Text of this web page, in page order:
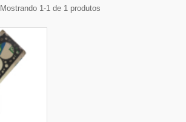
Mostrando 1-1 de 1 produtos